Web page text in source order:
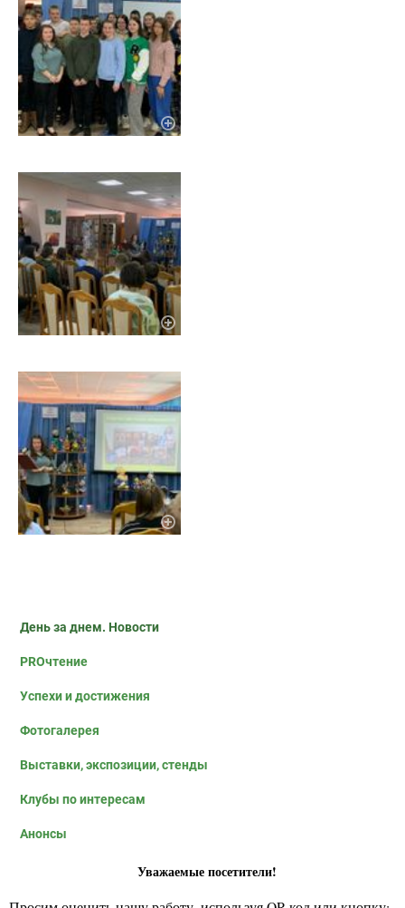
День за днем. Новости
PROчтение
Успехи и достижения
Фотогалерея
Выставки, экспозиции, стенды
Клубы по интересам
Анонсы
Уважаемые посетители!